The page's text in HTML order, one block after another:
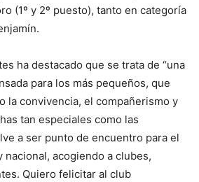
(1º y 2º puesto), tanto en categoría
ha destacado que se trata de “una
para los más pequeños, que
la convivencia, el compañerismo y
tan especiales como las
a ser punto de encuentro para el
acogiendo a clubes,
Quiero felicitar al club